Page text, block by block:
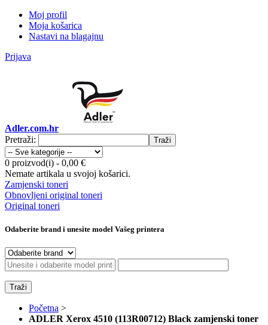
Moj profil
Moja košarica
Nastavi na blagajnu
Prijava
Adler.com.hr
Pretraži:
Traži
0 proizvod(i) - 0,00 €
Nemate artikala u svojoj košarici.
Zamjenski toneri
Obnovljeni original toneri
Original toneri
Odaberite brand i unesite model Vašeg printera
Traži
Početna >
ADLER Xerox 4510 (113R00712) Black zamjenski toner